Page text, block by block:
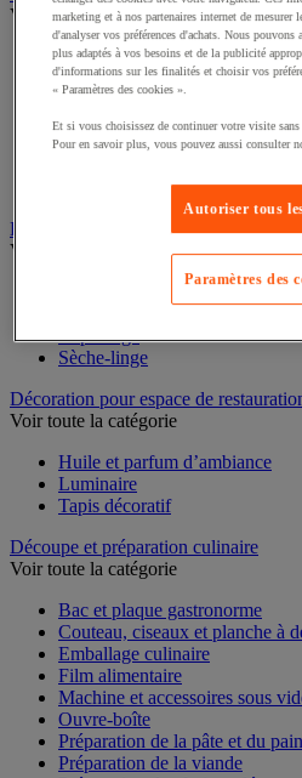
Voir toute la catégorie
Casserole
Couvercle et accessoires
Marmite, cocotte et faitout
Plat à four
Plat à usage spécifique
Buanderie
Voir toute la catégorie
Accessoires gros
Repassage
Sèche-linge
Décoration pour espace de
Voir toute la catégorie
Huile et parfum d’ambiance
Luminaire
Tapis décoratif
Découpe et préparation culinaire
Voir toute la catégorie
Bac et plaque gastronorme
Couteau, ciseaux et planche à
Emballage culinaire
Film alimentaire
Machine et accessoires sous
Ouvre-boîte
Préparation de la pâte et du pain
Préparation de la viande
marketing et à nos partenaires internet de mesurer
d'analyser vos préférences d'achats. Nous
plus adaptés à vos besoins et de la publicité
d'informations sur les finalités et choisir vos
« Paramètres des cookies ».
Et si vous choisissez de continuer votre visite
Pour en savoir plus, vous pouvez aussi consulter
Autoriser tous
Paramètres des